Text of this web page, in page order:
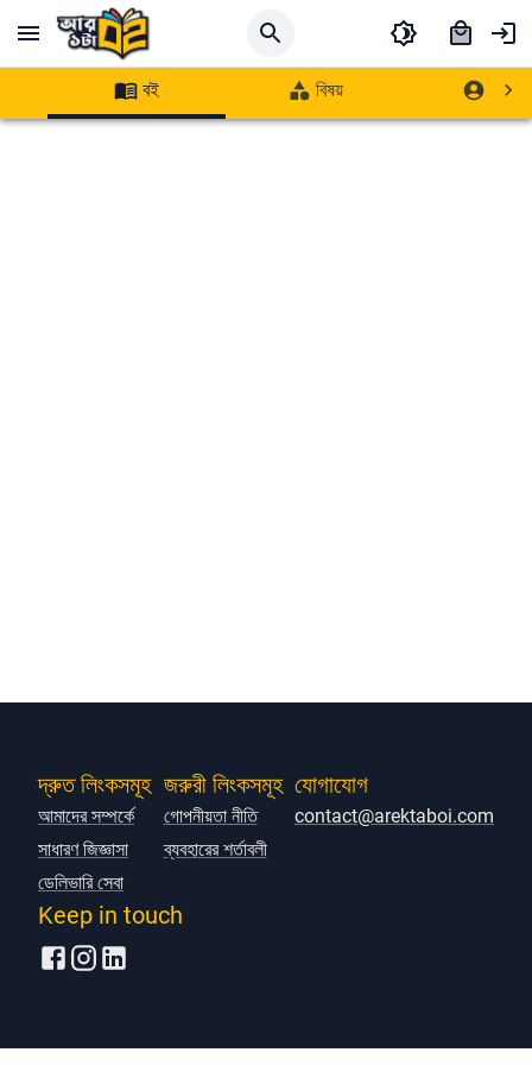
বই বিষয় লেখক
দ্রুত লিংকসমূহ
আমাদের সম্পর্কে
সাধারণ জিজ্ঞাসা
ডেলিভারি সেবা
জরুরী লিংকসমূহ
গোপনীয়তা নীতি
ব্যবহারের শর্তাবলী
যোগাযোগ
contact@arektaboi.com
Keep in touch